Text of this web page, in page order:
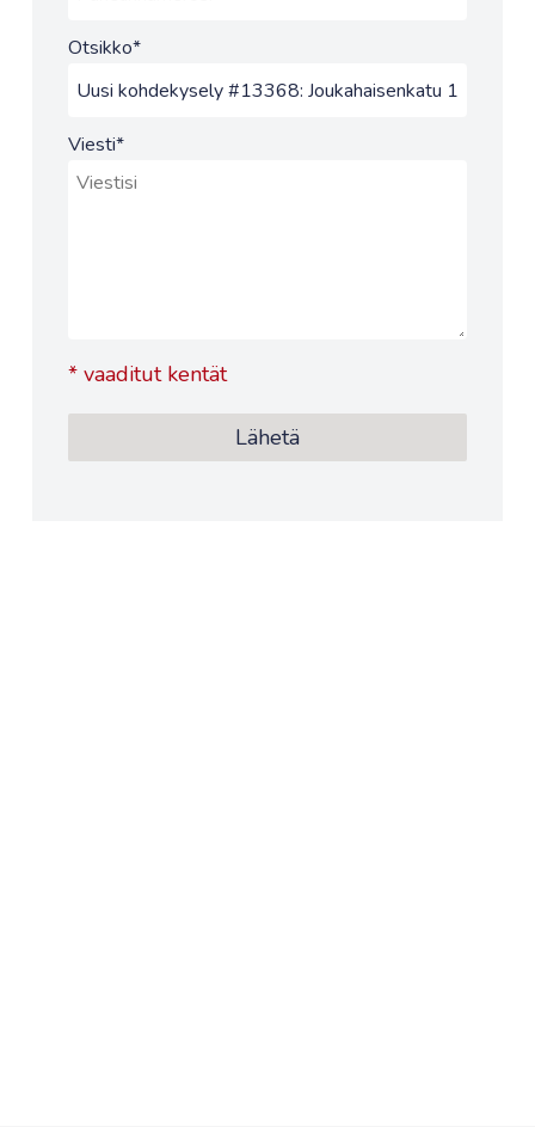
Otsikko*
Viesti*
*vaaditut kentät